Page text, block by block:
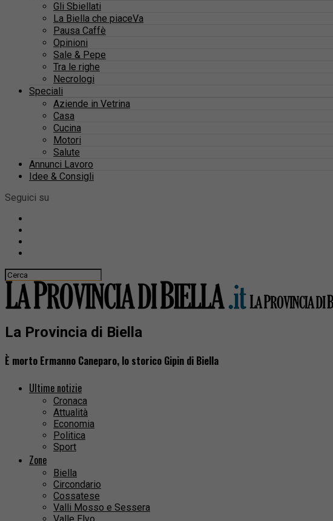
Gli Sbiellati
La Biella che piaceVa
Pausa Caffè
Opinioni
Sale & Pepe
Tra le righe
Necrologi
Speciali
Aziende in Vetrina
Casa
Cucina
Motori
Salute
Annunci Lavoro
Idee & Consigli
Seguici su
La Provincia di Biella
È morto Ermanno Caneparo, lo storico Gipin di Biella
Ultime notizie
Cronaca
Attualità
Economia
Politica
Sport
Zone
Biella
Circondario
Cossatese
Valli Mosso e Sessera